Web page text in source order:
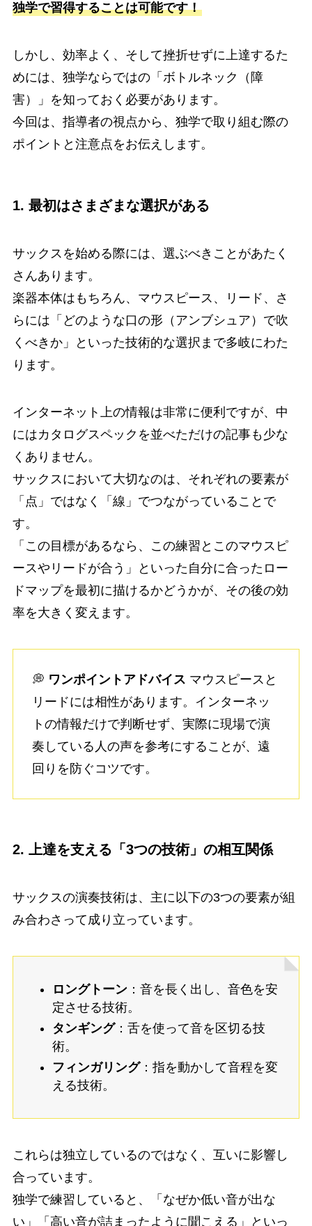
独学で習得することは可能です！
しかし、効率よく、そして挫折せずに上達するた
めには、独学ならではの「ボトルネック（障
害）」を知っておく必要があります。
今回は、指導者の視点から、独学で取り組む際の
ポイントと注意点をお伝えします。
1. 最初はさまざまな選択がある
サックスを始める際には、選ぶべきことがあたく
さんあります。
楽器本体はもちろん、マウスピース、リード、さ
らには「どのような口の形（アンブシュア）で吹
くべきか」といった技術的な選択まで多岐にわた
ります。
インターネット上の情報は非常に便利ですが、中
にはカタログスペックを並べただけの記事も少な
くありません。
サックスにおいて大切なのは、それぞれの要素が
「点」ではなく「線」でつながっていることで
す。
「この目標があるなら、この練習とこのマウスピ
ースやリードが合う」といった自分に合ったロー
ドマップを最初に描けるかどうかが、その後の効
率を大きく変えます。
💭 ワンポイントアドバイス マウスピースと
リードには相性があります。インターネッ
トの情報だけで判断せず、実際に現場で演
奏している人の声を参考にすることが、遠
回りを防ぐコツです。
2. 上達を支える「3つの技術」の相互関係
サックスの演奏技術は、主に以下の3つの要素が組
み合わさって成り立っています。
ロングトーン：音を長く出し、音色を安
定させる技術。
タンギング：舌を使って音を区切る技
術。
フィンガリング：指を動かして音程を変
える技術。
これらは独立しているのではなく、互いに影響し
合っています。
独学で練習していると、「なぜか低い音が出な
い」「高い音が詰まったように聞こえる」といっ